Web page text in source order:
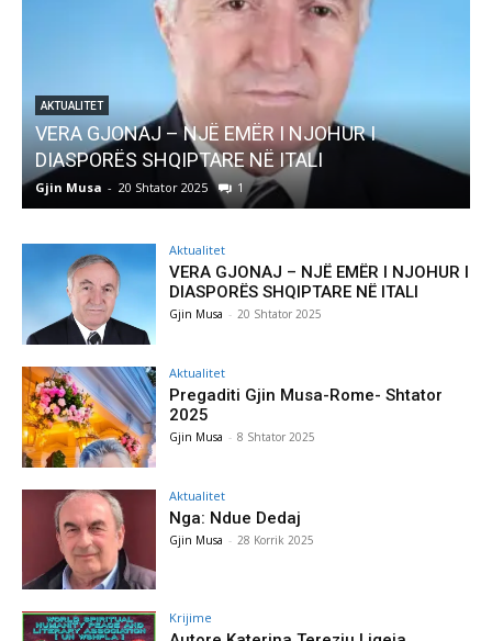
AKTUALITET
VERA GJONAJ – NJË EMËR I NJOHUR I
DIASPORËS SHQIPTARE NË ITALI
Gjin Musa - 20 Shtator 2025 1
Aktualitet
VERA GJONAJ – NJË EMËR I NJOHUR I
DIASPORËS SHQIPTARE NË ITALI
Gjin Musa - 20 Shtator 2025
Aktualitet
Pregaditi Gjin Musa-Rome- Shtator
2025
Gjin Musa - 8 Shtator 2025
Aktualitet
Nga: Ndue Dedaj
Gjin Musa - 28 Korrik 2025
Krijime